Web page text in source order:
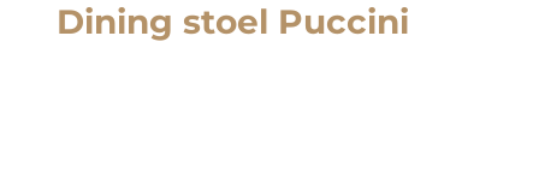
Dining stoel Puccini